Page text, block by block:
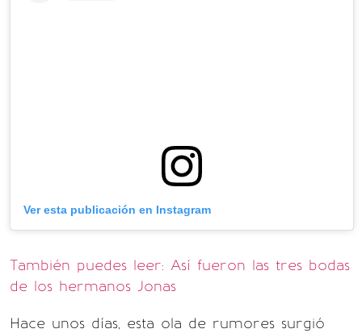
Ver esta publicación en Instagram
También puedes leer: Así fueron las tres bodas
de los hermanos Jonas
Hace unos días, esta ola de rumores surgió